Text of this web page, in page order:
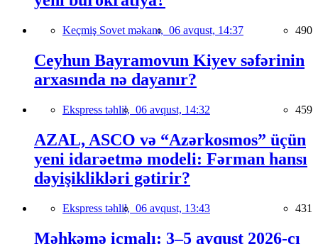
Keçmiş Sovet məkanı, 06 avqust, 14:37 490
Ceyhun Bayramovun Kiyev səfərinin
arxasında nə dayanır?
Ekspress təhlil, 06 avqust, 14:32 459
AZAL, ASCO və “Azərkosmos” üçün
yeni idarəetmə modeli: Fərman hansı
dəyişiklikləri gətirir?
Ekspress təhlil, 06 avqust, 13:43 431
Məhkəmə icmalı: 3–5 avqust 2026-cı